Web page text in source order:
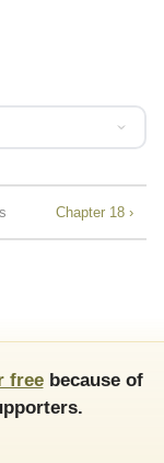
Chapter 18 ›
freebecause of